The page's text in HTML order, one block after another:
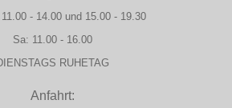
- 14.00 und 15.00 - 19.30
Sa: 11.00 - 16.00
RUHETAG
Anfahrt: